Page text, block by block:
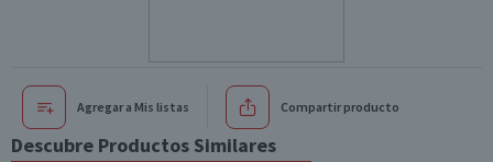
Agregar a Mis listas Compartir producto
Descubre Productos Similares